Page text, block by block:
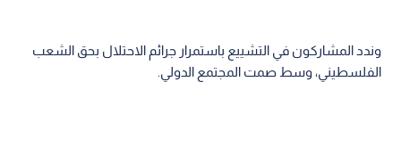
وندد المشاركون في التشييع باستمرار جرائم الاحتلال بحق الشعب
الفلسطيني، وسط صمت المجتمع الدولي.